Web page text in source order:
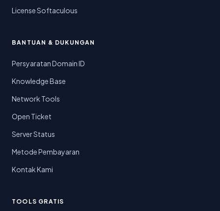
License Softaculous
BANTUAN & DUKUNGAN
Persyaratan Domain ID
Knowledge Base
Network Tools
Open Ticket
Server Status
Metode Pembayaran
Kontak Kami
TOOLS GRATIS